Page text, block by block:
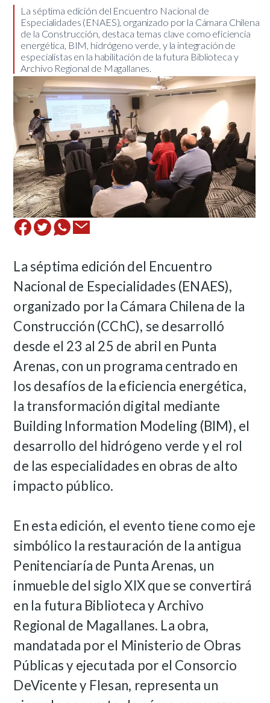
​La séptima edición del Encuentro Nacional de
Especialidades (ENAES), organizado por la Cámara Chilena
de la Construcción, destaca temas clave como eficiencia
energética, BIM, hidrógeno verde, y la integración de
especialistas en la habilitación de la futura Biblioteca y
Archivo Regional de Magallanes.
La séptima edición del Encuentro
Nacional de Especialidades (ENAES),
organizado por la Cámara Chilena de la
Construcción (CChC), se desarrolló
desde el 23 al 25 de abril en Punta
Arenas, con un programa centrado en
los desafíos de la eficiencia energética,
la transformación digital mediante
Building Information Modeling (BIM), el
desarrollo del hidrógeno verde y el rol
de las especialidades en obras de alto
impacto público.
En esta edición, el evento tiene como eje
simbólico la restauración de la antigua
Penitenciaría de Punta Arenas, un
inmueble del siglo XIX que se convertirá
en la futura Biblioteca y Archivo
Regional de Magallanes. La obra,
mandatada por el Ministerio de Obras
Públicas y ejecutada por el Consorcio
DeVicente y Flesan, representa un